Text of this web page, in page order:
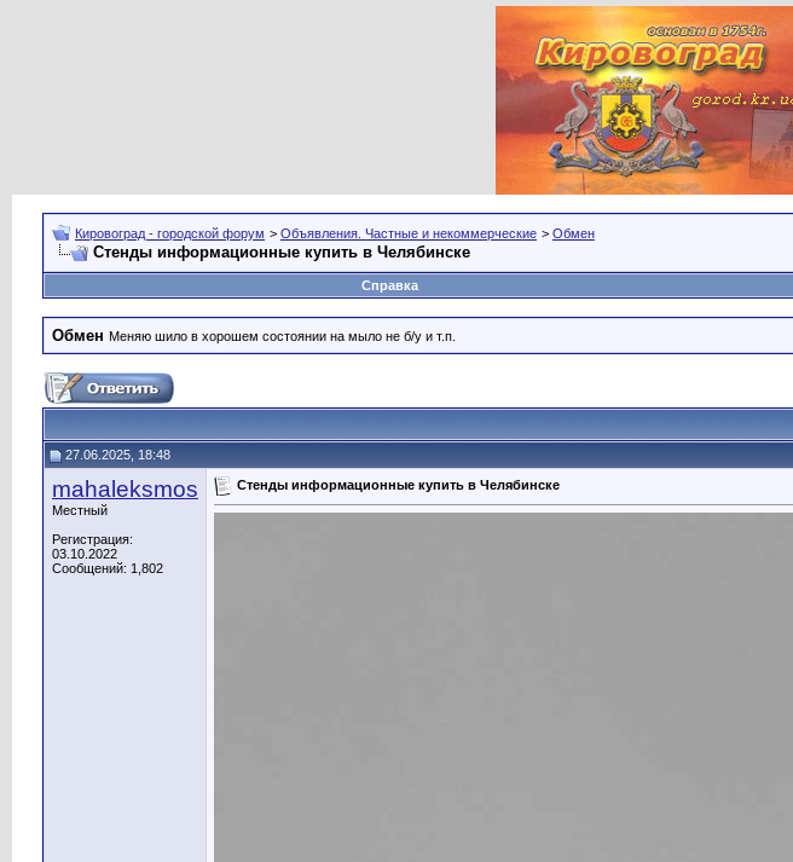
Кировоград - городской форум > Объявления. Частные и некоммерческие > Обмен
Стенды информационные купить в Челябинске
Справка
Обмен Меняю шило в хорошем состоянии на мыло не б/у и т.п.
27.06.2025, 18:48
mahaleksmos
Местный
Регистрация:
03.10.2022
Сообщений: 1,802
Стенды информационные купить в Челябинске